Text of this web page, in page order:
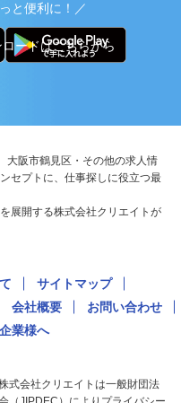
と便利に！／
ードはこちらから
大阪市鶴見区・その他の求人情
セプトに、仕事探しに役立つ最
展開する株式会社クリエイトが
サイトマップ
会社概要
お問い合わせ
業様へ
式会社クリエイトは一般財団法